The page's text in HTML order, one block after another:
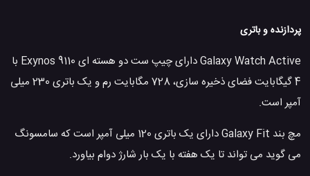
پردازنده و باتری
Galaxy Watch Active دارای چیپ ست دو هسته ای 9110 Exynos با
4 گیگابایت فضای ذخیره سازی، 728 مگابایت رم و یک باتری 230 میلی
آمپر است.
مچ بند Galaxy Fit دارای یک باتری 120 میلی آمپر است که سامسونگ
می گوید می تواند تا یک هفته با یک بار شارژ دوام بیاورد.